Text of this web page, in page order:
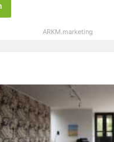
ARKM.marketing